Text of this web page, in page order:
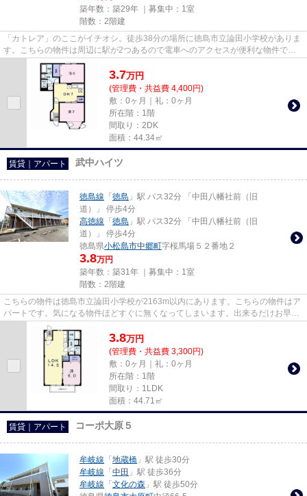
築年数：築29年 ｜募集中： 1室
階数：2階建
「カトレア」のここがイチオシ。徒歩38分の場所に徳島市立論田小学校がありま
す。こちらの物件は周辺に駅が2つあるので電車へのアクセスが便利な物件で
す。こちらの物件はアパートです...
3.7万円
(管理費・共益費 4,400円)
敷：0ヶ月｜礼：0ヶ月
所在階：1階
間取り：2DK
面積：44.34㎡
賃貸｜アパート 武中ハイツ
徳島線 「 徳島 」駅 バス32分 「中田八幡社前（旧
道）」 停歩4分
高徳線 「 徳島 」駅 バス32分 「中田八幡社前（旧
道）」 停歩4分
徳島県小松島市中郷町字桜馬場５２番地２
3.8万円
築年数：築31年 ｜募集中： 1室
階数：2階建
こちらの物件は徳島市立論田小学校が2163m以内にあります。こちらの物件はア
パートです。気になる物件ほどすぐに無くなってしまいます。出来るだけお早目
にお問い合わせください。スタ...
3.8万円
(管理費・共益費 3,300円)
敷：0ヶ月｜礼：0ヶ月
所在階：1階
間取り：1LDK
面積：44.71㎡
賃貸｜アパート コーポ大原５
牟岐線 「 地蔵橋 」駅 徒歩30分
牟岐線 「 中田 」駅 徒歩36分
牟岐線 「 文化の森 」駅 徒歩50分